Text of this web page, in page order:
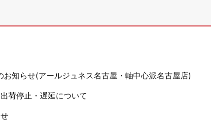
お知らせ(アールジュネス名古屋・軸中心派名古屋店)
荷停止・遅延について